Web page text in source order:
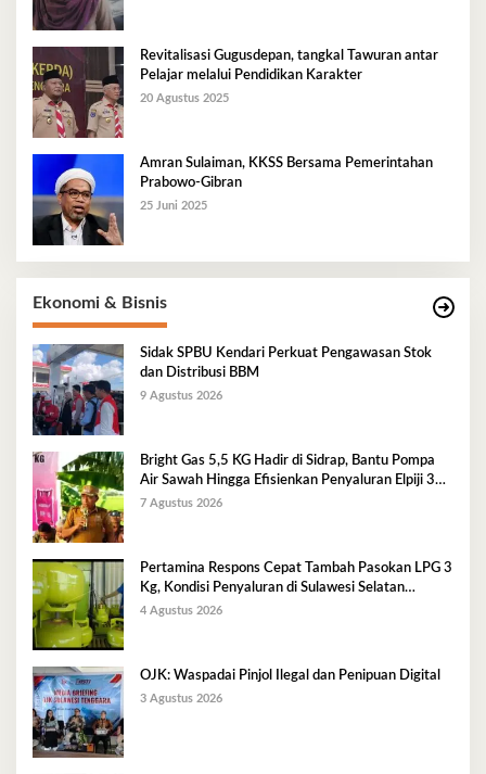
Revitalisasi Gugusdepan, tangkal Tawuran antar
Pelajar melalui Pendidikan Karakter
20 Agustus 2025
Amran Sulaiman, KKSS Bersama Pemerintahan
Prabowo-Gibran
25 Juni 2025
Ekonomi & Bisnis
Sidak SPBU Kendari Perkuat Pengawasan Stok
dan Distribusi BBM
9 Agustus 2026
Bright Gas 5,5 KG Hadir di Sidrap, Bantu Pompa
Air Sawah Hingga Efisienkan Penyaluran Elpiji 3
Kg
7 Agustus 2026
Pertamina Respons Cepat Tambah Pasokan LPG 3
Kg, Kondisi Penyaluran di Sulawesi Selatan
Berlangsung Kondusif
4 Agustus 2026
OJK: Waspadai Pinjol Ilegal dan Penipuan Digital
3 Agustus 2026